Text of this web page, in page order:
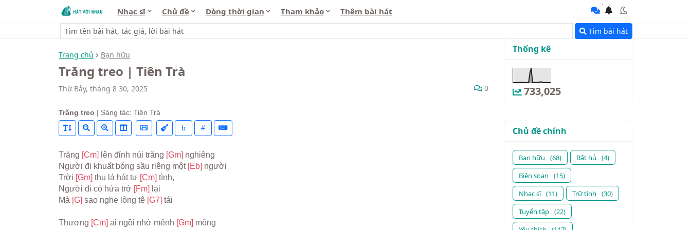
Nhạc sĩ Chủ đề Dòng thời gian Tham khảo Thêm bài hát
Tìm bài hát
Trang chủ Bạn hữu
Trăng treo | Tiên Trà
Thứ Bảy, tháng 8 30, 2025 0
Trăng treo | Sáng tác: Tiên Trà
b
#
Trăng [Cm] lên đỉnh núi trăng [Gm] nghiêng
Người đi khuất bóng sầu riêng một [Eb] người
Trời [Gm] thu lá hát tự [Cm] tình,
Người đi có hứa trở [Fm] lại
Mà [G] sao nghe lòng tê [G7] tái
Thương [Cm] ai ngồi nhớ mênh [Gm] mông
Thống kê
733,025
Chủ đề chính
Bạn hữu (68) Bất hủ
(4)
Biên soạn
(15)
Nhạc sĩ (11) Trữ tình
(30)
Tuyển tập (22)